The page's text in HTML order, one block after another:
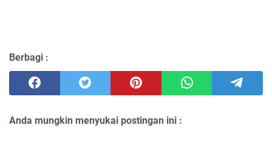
Berbagi :
Anda mungkin menyukai postingan ini :